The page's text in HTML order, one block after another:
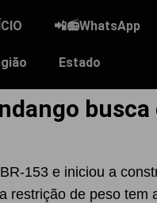
📲📻WhatsApp
Estado
153 e iniciou a
de peso